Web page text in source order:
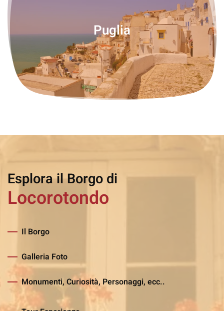
Puglia
Esplora il Borgo di
Locorotondo
Il Borgo
Galleria Foto
Monumenti, Curiosità, Personaggi, ecc..